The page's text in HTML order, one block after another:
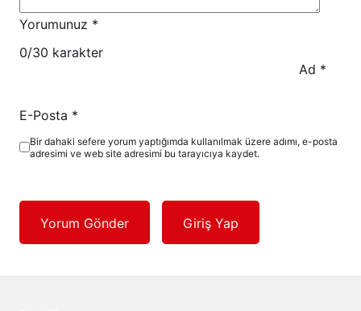
Yorumunuz *
0/30 karakter
Ad *
E-Posta *
Bir dahaki sefere yorum yaptığımda kullanılmak üzere adımı, e-posta
adresimi ve web site adresimi bu tarayıcıya kaydet.
Yorum Gönder Giriş Yap